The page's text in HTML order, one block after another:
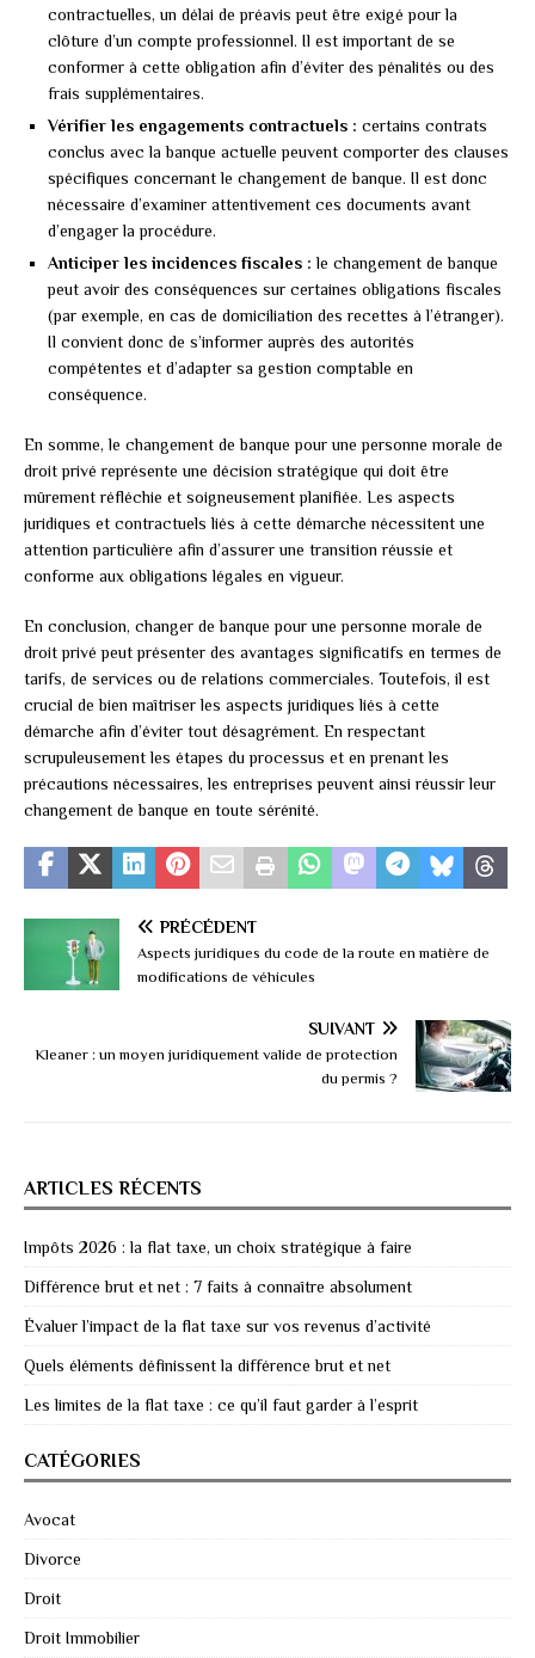
contractuelles, un délai de préavis peut être exigé pour la
clôture d’un compte professionnel. Il est important de se
conformer à cette obligation afin d’éviter des pénalités ou des
frais supplémentaires.
Vérifier les engagements contractuels : certains contrats
conclus avec la banque actuelle peuvent comporter des clauses
spécifiques concernant le changement de banque. Il est donc
nécessaire d’examiner attentivement ces documents avant
d’engager la procédure.
Anticiper les incidences fiscales : le changement de banque
peut avoir des conséquences sur certaines obligations fiscales
(par exemple, en cas de domiciliation des recettes à l’étranger).
Il convient donc de s’informer auprès des autorités
compétentes et d’adapter sa gestion comptable en
conséquence.
En somme, le changement de banque pour une personne morale de
droit privé représente une décision stratégique qui doit être
mûrement réfléchie et soigneusement planifiée. Les aspects
juridiques et contractuels liés à cette démarche nécessitent une
attention particulière afin d’assurer une transition réussie et
conforme aux obligations légales en vigueur.
En conclusion, changer de banque pour une personne morale de
droit privé peut présenter des avantages significatifs en termes de
tarifs, de services ou de relations commerciales. Toutefois, il est
crucial de bien maîtriser les aspects juridiques liés à cette
démarche afin d’éviter tout désagrément. En respectant
scrupuleusement les étapes du processus et en prenant les
précautions nécessaires, les entreprises peuvent ainsi réussir leur
changement de banque en toute sérénité.
PRÉCÉDENT
Aspects juridiques du code de la route en matière de
modifications de véhicules
SUIVANT
Kleaner : un moyen juridiquement valide de protection
du permis ?
ARTICLES RÉCENTS
Impôts 2026 : la flat taxe, un choix stratégique à faire
Différence brut et net : 7 faits à connaître absolument
Évaluer l’impact de la flat taxe sur vos revenus d’activité
Quels éléments définissent la différence brut et net
Les limites de la flat taxe : ce qu’il faut garder à l’esprit
CATÉGORIES
Avocat
Divorce
Droit
Droit Immobilier